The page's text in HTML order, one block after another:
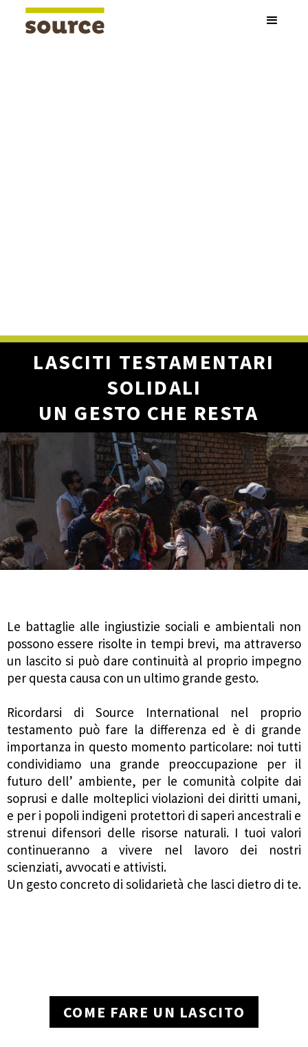
LASCITI TESTAMENTARI
SOLIDALI
UN GESTO CHE RESTA
Le battaglie alle ingiustizie sociali e ambientali non
possono essere risolte in tempi brevi, ma attraverso
un lascito si può dare continuità al proprio impegno
per questa causa con un ultimo grande gesto.
Ricordarsi di Source International nel proprio
testamento può fare la differenza ed è di grande
importanza in questo momento particolare: noi tutti
condividiamo una grande preoccupazione per il
futuro dell’ ambiente, per le comunità colpite dai
soprusi e dalle molteplici violazioni dei diritti umani,
e per i popoli indigeni protettori di saperi ancestrali e
strenui difensori delle risorse naturali. I tuoi valori
continueranno a vivere nel lavoro dei nostri
scienziati, avvocati e attivisti.
Un gesto concreto di solidarietà che lasci dietro di te.
COME FARE UN LASCITO